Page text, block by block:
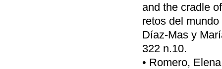
and the cradle
retos del
Díaz-Mas y
322 n.10.
• Romero,